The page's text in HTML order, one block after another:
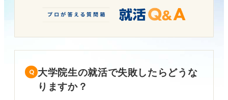
大学院生の就活で失敗したらどうな
りますか？